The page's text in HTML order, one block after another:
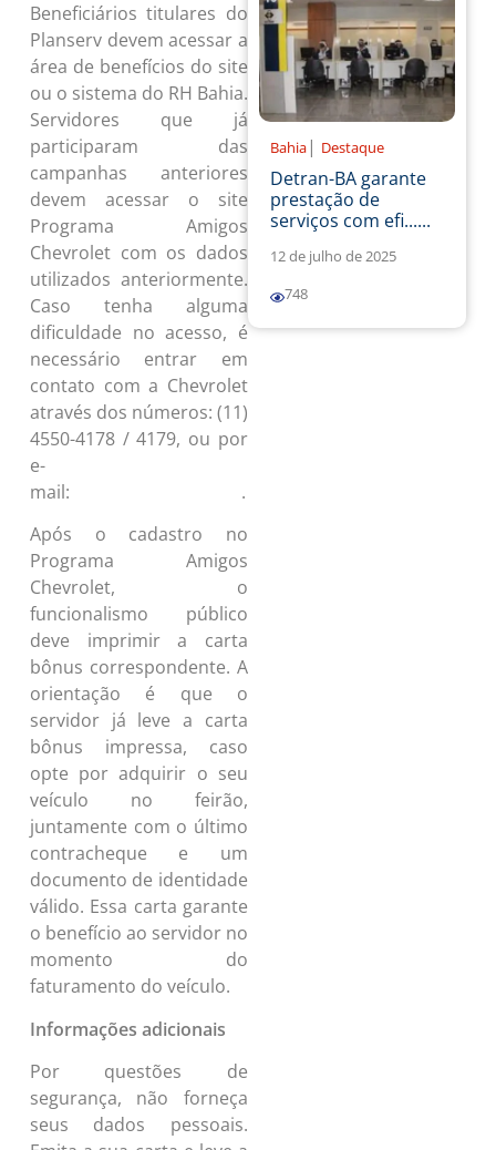
Beneficiários titulares do
Planserv devem acessar a
área de benefícios do site
ou o sistema do RH Bahia.
Servidores que já
participaram das
campanhas anteriores
devem acessar o site
Programa Amigos
Chevrolet com os dados
utilizados anteriormente.
Caso tenha alguma
dificuldade no acesso, é
necessário entrar em
contato com a Chevrolet
através dos números: (11)
4550-4178 / 4179, ou por
e-
mail:
.
Após o cadastro no
Programa Amigos
Chevrolet, o
funcionalismo público
deve imprimir a carta
bônus correspondente. A
orientação é que o
servidor já leve a carta
bônus impressa, caso
opte por adquirir o seu
veículo no feirão,
juntamente com o último
contracheque e um
documento de identidade
válido. Essa carta garante
o benefício ao servidor no
momento do
faturamento do veículo.
Informações adicionais
Por questões de
segurança, não forneça
seus dados pessoais.
Bahia | Destaque
Detran-BA garante
prestação de
serviços com efi......
12 de julho de 2025
748